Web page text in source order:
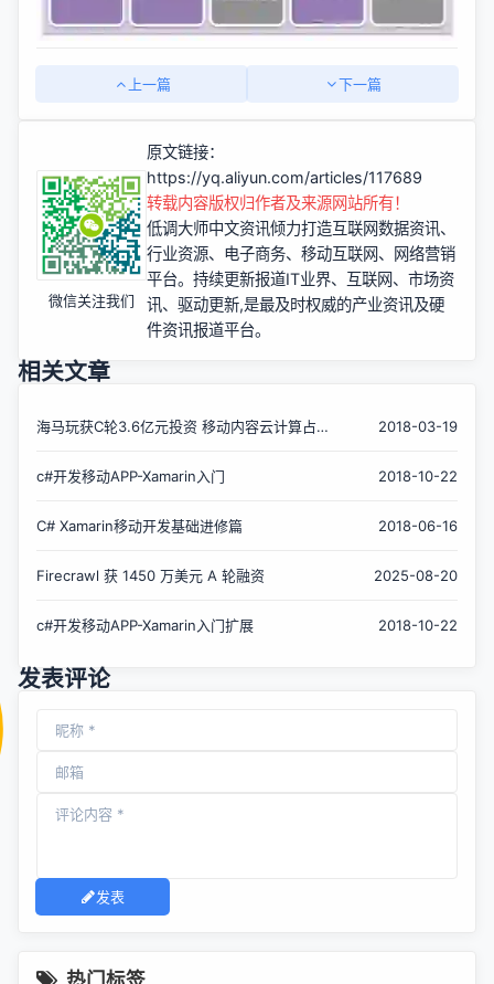
上一篇 下一篇
微信关注我们
原文链接：
https://yq.aliyun.com/articles/117689
转载内容版权归作者及来源网站所有！
低调大师中文资讯倾力打造互联网数据资讯、
行业资源、电子商务、移动互联网、网络营销
平台。持续更新报道IT业界、互联网、市场资
讯、驱动更新,是最及时权威的产业资讯及硬
件资讯报道平台。
相关文章
海马玩获C轮3.6亿元投资 移动内容云计算占领
2018-03-19
c#开发移动APP-Xamarin入门 2018-10-22
C# Xamarin移动开发基础进修篇 2018-06-16
Firecrawl 获 1450 万美元 A 轮融资 2025-08-20
c#开发移动APP-Xamarin入门扩展 2018-10-22
发表评论
发表
热门标签